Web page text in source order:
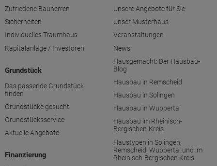
Zufriedene Bauherren
Sicherheiten
Individuelles Traumhaus
Kapitalanlage / Investoren
Grundstück
Das passende Grundstück
finden
Grundstücke gesucht
Grundstücksservice
Aktuelle Angebote
Finanzierung
Unsere Angebote für Sie
Unser Musterhaus
Veranstaltungen
News
Hausgemacht: Der Hausbau-
Blog
Hausbau in Remscheid
Hausbau in Solingen
Hausbau in Wuppertal
Hausbau im Rheinisch-
Bergischen-Kreis
Haustypen in Solingen,
Remscheid, Wuppertal und im
Rheinisch-Bergischen Kreis